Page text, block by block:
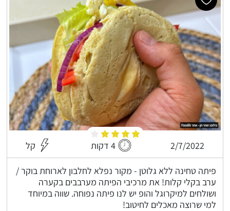
2/7/2022 4 דקות קל
פיתה טחינה ללא גלוטן - מקור נפלא לחלבון לארוחת בוקר /
ערב בקלי קלות! את מרכיבי הפיתה מערבבים בקערה
ושולחים למיקרוגל והופ יש לנו פיתה נפוחה. שווה במיוחד
למי שרוצה מאכלים לחיטוב!